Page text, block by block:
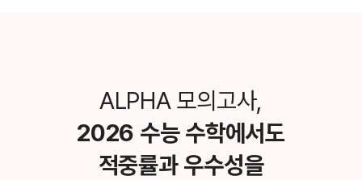
ALPHA 모의고사,
2026 수능 수학에서도
적중률과 우수성을